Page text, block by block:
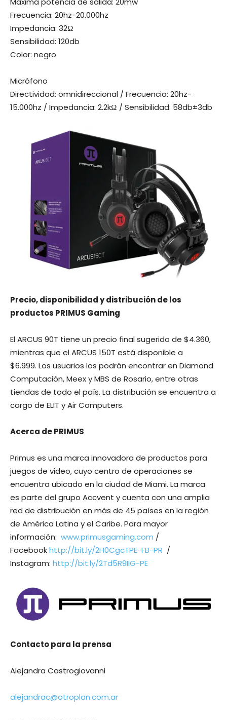
Frecuencia: 20hz-20.000hz
Impedancia: 32Ω
Sensibilidad: 120db
Color: negro
Micrófono
Directividad: omnidireccional / Frecuencia: 20hz-
15.000hz / Impedancia: 2.2kΩ / Sensibilidad: 58db±3db
Precio, disponibilidad y distribución de los
productos PRIMUS Gaming
El ARCUS 90T tiene un precio final sugerido de $4.360,
mientras que el ARCUS 150T está disponible a
$6.999. Los usuarios los podrán encontrar en Diamond
Computación, Meex y MBS de Rosario, entre otras
tiendas de todo el país. La distribución se encuentra a
cargo de ELIT y Air Computers.
Acerca de PRIMUS
Primus es una marca innovadora de productos para
juegos de video, cuyo centro de operaciones se
encuentra ubicado en la ciudad de Miami. La marca
es parte del grupo Accvent y cuenta con una amplia
red de distribución en más de 45 países en la región
de América Latina y el Caribe. Para mayor
información: www.primusgaming.com /
Facebookhttp://bit.ly/2H0CgcTPE-FB-PR /
Instagram: http://bit.ly/2Td5R9IIG-PE
Contacto para la prensa
Alejandra Castrogiovanni
alejandrac@otroplan.com.ar